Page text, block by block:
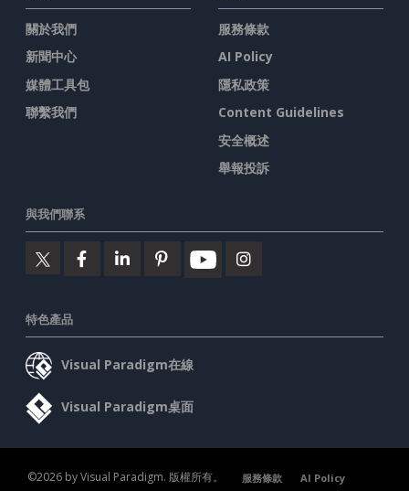
關於我們
新聞中心
媒體工具包
聯繫我們
服務條款
AI Policy
隱私政策
Content Guidelines
安全概述
舉報投訴
與我們聯系
特色產品
Visual Paradigm在線
Visual Paradigm桌面
©2026 by Visual Paradigm. 版權所有。 服務條款 AI Policy